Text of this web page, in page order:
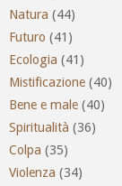
Natura (44)
Futuro (41)
Ecologia (41)
Mistificazione (40)
Bene e male (40)
Spiritualità (36)
Colpa (35)
Violenza (34)